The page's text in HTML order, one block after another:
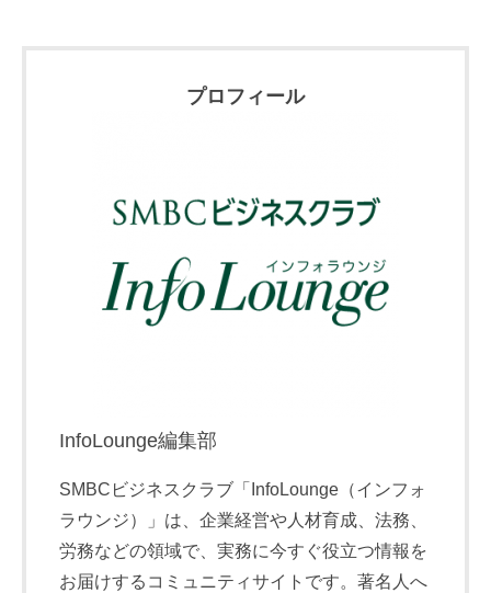
プロフィール
InfoLounge編集部
SMBCビジネスクラブ「InfoLounge（インフォ
ラウンジ）」は、企業経営や人材育成、法務、
労務などの領域で、実務に今すぐ役立つ情報を
お届けするコミュニティサイトです。著名人へ